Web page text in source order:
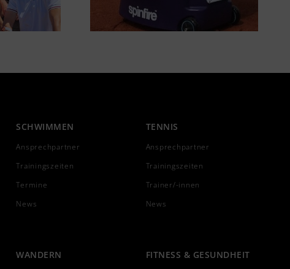
SCHWIMMEN
Ansprechpartner
Trainingszeiten
Termine
News
WANDERN
TENNIS
Ansprechpartner
Trainingszeiten
Trainer/-innen
News
FITNESS & GESUNDHEIT